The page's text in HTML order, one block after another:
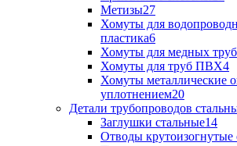
Метизы27
Хомуты для
пластика6
Хомуты для медных труб
Хомуты для труб ПВХ4
Хомуты металлические
уплотнением20
Детали трубопроводов
Заглушки стальные14
Отводы крутоизогнутые